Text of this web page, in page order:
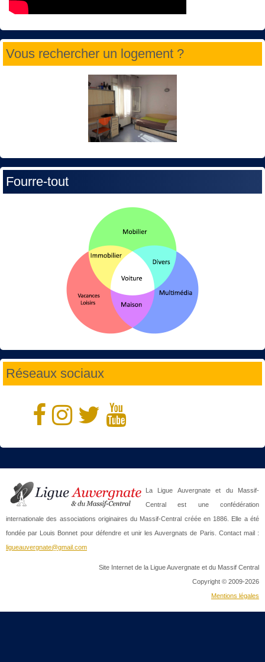
Vous rechercher un logement ?
Fourre-tout
Réseaux sociaux
La Ligue Auvergnate et du Massif-
Central est une confédération
internationale des associations originaires du Massif-Central créée en 1886. Elle a été
fondée par Louis Bonnet pour défendre et unir les Auvergnats de Paris. Contact mail :
ligueauvergnate@gmail.com
Site Internet de la Ligue Auvergnate et du Massif Central
Copyright © 2009-2026
Mentions légales